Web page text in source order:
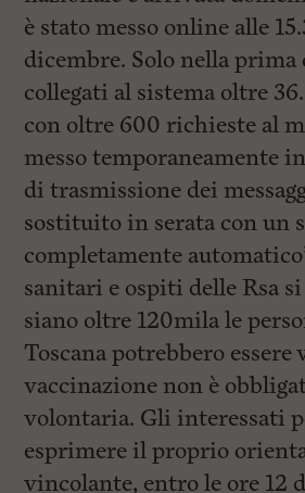
è stato messo online alle
dicembre. Solo nella prima
collegati al sistema oltre
con oltre 600 richieste al
messo temporaneamente
di trasmissione dei
sostituito in serata con un
completamente
sanitari e ospiti delle Rsa
siano oltre 120mila le
Toscana potrebbero essere
vaccinazione non è
volontaria. Gli interessati
esprimere il proprio
vincolante, entro le ore 12